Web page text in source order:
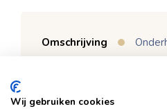
Omschrijving
Wij gebruiken cookies